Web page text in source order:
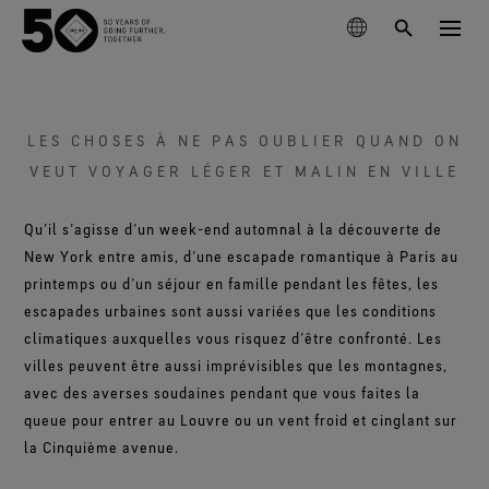
Gants & accessoires
Randonnée
Course à pied
Lifestyle
Voir toutes les activités
Produits GORE‑TEX® Lifestyle
Arc'teryx
Burton
GOREWEAR
La membrane GORE‑TEX®
Produits GORE‑TEX® Nouvelle Génération
Découvrez les produits GORE‑TEX® dotés d’une
membrane ePE.
Nos procédés de tests
Produits GORE‑TEX®
Une imperméabilité exceptionnelle.
Produits WINDSTOPPER® par GORE‑TEX LABS®
Hautement performants pour les temps plus secs.
Vêtements GORE‑TEX®
Un confort et une protection dignes de confiance.
Profitez pleinement de chaque journée.
Chaussures GORE‑TEX®
Un confort et une protection dignes de confiance.
ENVIRONNEMENT
Performance Responsable
Agir de façon responsable grâce à des innovations qui
s’appuient sur la science.
Longévité des produits
La durabilité ou l’art de faire durer les choses
Découvrez comment la durabilité est devenue un enjeu
majeur pour le secteur outdoor. Notre livre blanc est
À PROPOS DE NOUS
Pour célébrer 50 ans
Découvrez notre chronologie d’archives
ASSISTANCE
LES CHOSES À NE PAS OUBLIER QUAND ON
VEUT VOYAGER LÉGER ET MALIN EN VILLE
Qu’il s’agisse d’un week-end automnal à la découverte de
New York entre amis, d’une escapade romantique à Paris au
printemps ou d’un séjour en famille pendant les fêtes, les
escapades urbaines sont aussi variées que les conditions
climatiques auxquelles vous risquez d’être confronté. Les
villes peuvent être aussi imprévisibles que les montagnes,
avec des averses soudaines pendant que vous faites la
queue pour entrer au Louvre ou un vent froid et cinglant sur
la Cinquième avenue.